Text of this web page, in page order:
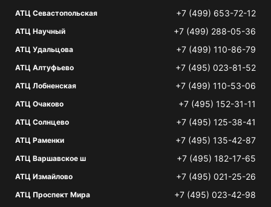
АТЦ Севастопольская +7 (499) 653-72-12
АТЦ Научный +7 (499) 288-05-36
АТЦ Удальцова +7 (499) 110-86-79
АТЦ Алтуфьево +7 (495) 023-81-52
АТЦ Лобненская +7 (499) 110-53-06
АТЦ Очаково +7 (495) 152-31-11
АТЦ Солнцево +7 (495) 125-38-41
АТЦ Раменки +7 (495) 135-42-87
АТЦ Варшавское ш +7 (495) 182-17-65
АТЦ Измайлово +7 (495) 021-25-26
АТЦ Проспект Мира +7 (495) 023-42-98